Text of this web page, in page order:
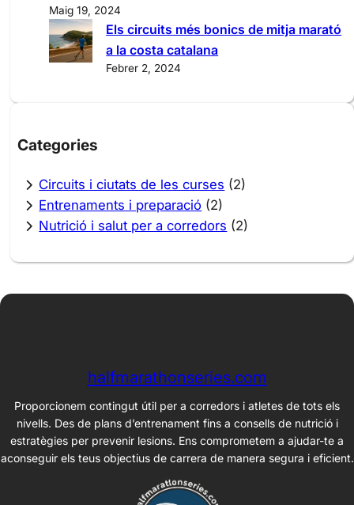
Maig 19, 2024
Els circuits més bonics de mitja marató
a la costa catalana
Febrer 2, 2024
Categories
Circuits i ciutats de les curses (2)
Entrenaments i preparació (2)
Nutrició i salut per a corredors (2)
halfmarathonseries.com
Proporcionem contingut útil per a corredors i atletes de tots els
nivells. Des de plans d’entrenament fins a consells de nutrició i
estratègies per prevenir lesions. Ens comprometem a ajudar-te a
aconseguir els teus objectius de carrera de manera segura i eficient.